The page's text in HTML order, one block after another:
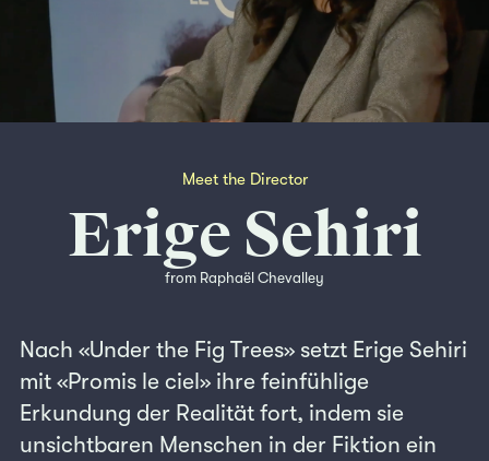
Meet the Director
Erige Sehiri
from Raphaël Chevalley
Nach «Under the Fig Trees» setzt Erige Sehiri
mit «Promis le ciel» ihre feinfühlige
Erkundung der Realität fort, indem sie
unsichtbaren Menschen in der Fiktion ein